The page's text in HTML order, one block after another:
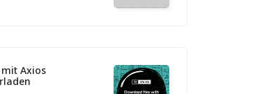
Axios